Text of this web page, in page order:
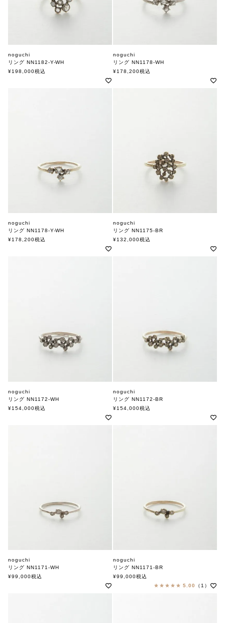
noguchi
リング NN1182-Y-WH
ノグチ
¥198,000税込
noguchi
リング NN1178-WH
ノグチ
¥178,200税込
noguchi
リング NN1178-Y-WH
ノグチ
¥178,200税込
noguchi
リング NN1175-BR
ノグチ
¥132,000税込
noguchi
リング NN1172-WH
ノグチ
¥154,000税込
noguchi
リング NN1172-BR
ノグチ
¥154,000税込
noguchi
リング NN1171-WH
ノグチ
¥99,000税込
noguchi
リング NN1171-BR
ノグチ
¥99,000税込
5.00
（1）